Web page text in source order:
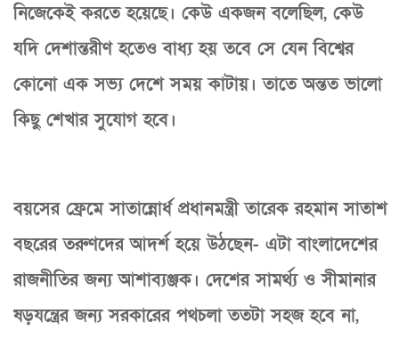
নিজেকেই করতে হয়েছে। কেউ একজন বলেছিল, কেউ
যদি দেশান্তরীণ হতেও বাধ্য হয় তবে সে যেন বিশ্বের
কোনো এক সভ্য দেশে সময় কাটায়। তাতে অন্তত ভালো
কিছু শেখার সুযোগ হবে।
বয়সের ফ্রেমে সাতান্নোর্ধ প্রধানমন্ত্রী তারেক রহমান সাতাশ
বছরের তরুণদের আদর্শ হয়ে উঠছেন- এটা বাংলাদেশের
রাজনীতির জন্য আশাব্যঞ্জক। দেশের সামর্থ্য ও সীমানার
ষড়যন্ত্রের জন্য সরকারের পথচলা ততটা সহজ হবে না,